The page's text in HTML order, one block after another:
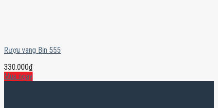
Rượu vang Bin 555
330.000₫
Mua ngay